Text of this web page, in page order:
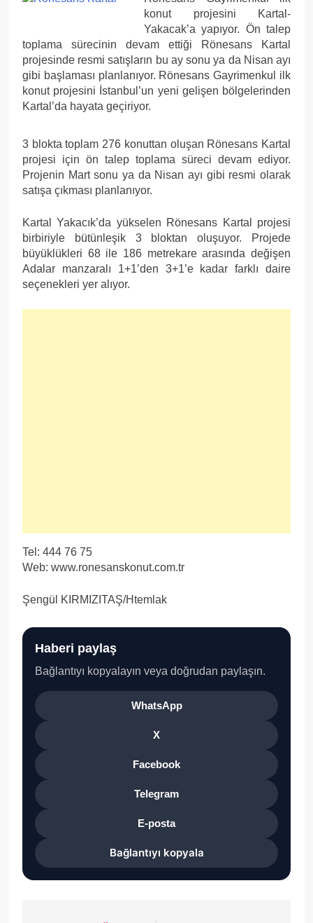
konut projesini Kartal-
Yakacak’a yapıyor. Ön talep
toplama sürecinin devam ettiği Rönesans Kartal
projesinde resmi satışların bu ay sonu ya da Nisan ayı
gibi başlaması planlanıyor. Rönesans Gayrimenkul ilk
konut projesini İstanbul’un yeni gelişen bölgelerinden
Kartal’da hayata geçiriyor.
3 blokta toplam 276 konuttan oluşan Rönesans Kartal
projesi için ön talep toplama süreci devam ediyor.
Projenin Mart sonu ya da Nisan ayı gibi resmi olarak
satışa çıkması planlanıyor.
Kartal Yakacık’da yükselen Rönesans Kartal projesi
birbiriyle bütünleşik 3 bloktan oluşuyor. Projede
büyüklükleri 68 ile 186 metrekare arasında değişen
Adalar manzaralı 1+1’den 3+1’e kadar farklı daire
seçenekleri yer alıyor.
Tel: 444 76 75
Web: www.ronesanskonut.com.tr
Şengül KIRMIZITAŞ/Htemlak
Haberi paylaş
Bağlantıyı kopyalayın veya doğrudan paylaşın.
WhatsApp
X
Facebook
Telegram
E-posta
Bağlantıyı kopyala